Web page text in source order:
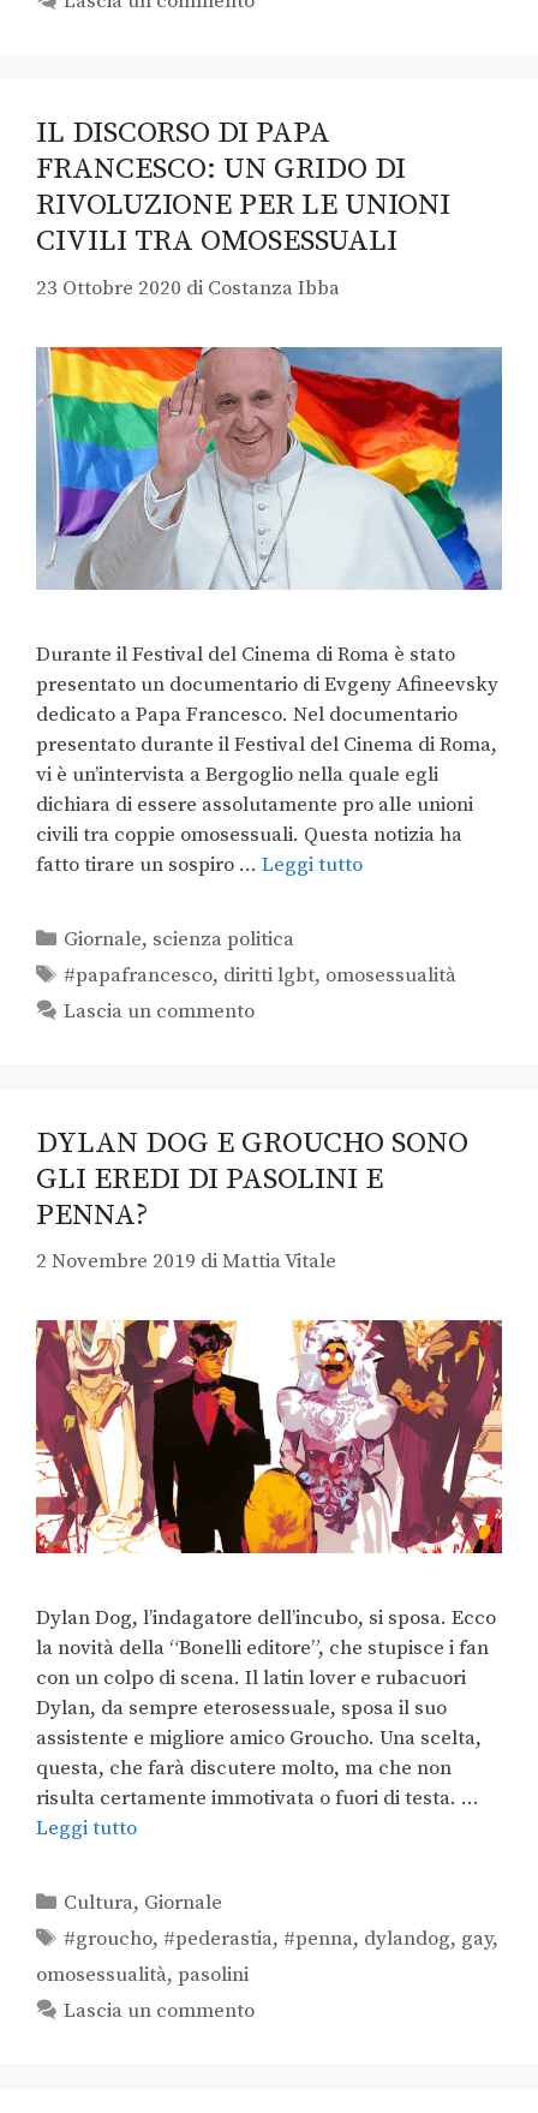
IL DISCORSO DI PAPA
FRANCESCO: UN GRIDO DI
RIVOLUZIONE PER LE UNIONI
CIVILI TRA OMOSESSUALI
23 Ottobre 2020 di Costanza Ibba
Durante il Festival del Cinema di Roma è stato
presentato un documentario di Evgeny Afineevsky
dedicato a Papa Francesco. Nel documentario
presentato durante il Festival del Cinema di Roma,
vi è un’intervista a Bergoglio nella quale egli
dichiara di essere assolutamente pro alle unioni
civili tra coppie omosessuali. Questa notizia ha
fatto tirare un sospiro … Leggi tutto
Giornale, scienza politica
#papafrancesco, diritti lgbt, omosessualità
Lascia un commento
DYLAN DOG E GROUCHO SONO
GLI EREDI DI PASOLINI E
PENNA?
2 Novembre 2019 diMattia Vitale
Dylan Dog, l’indagatore dell’incubo, si sposa. Ecco
la novità della “Bonelli editore”, che stupisce i fan
con un colpo di scena. Il latin lover e rubacuori
Dylan, da sempre eterosessuale, sposa il suo
assistente e migliore amico Groucho. Una scelta,
questa, che farà discutere molto, ma che non
risulta certamente immotivata o fuori di testa. …
Leggi tutto
Cultura, Giornale
#groucho, #pederastia, #penna, dylandog, gay,
omosessualità, pasolini
Lascia un commento